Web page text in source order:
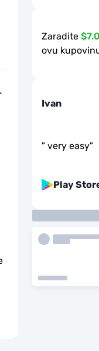
Zaradite
ovu
Ivan
" very easy"
Play